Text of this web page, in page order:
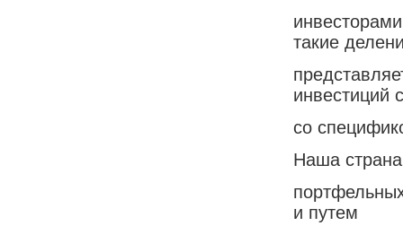
такие
инвестиций
со
Наша
и путем